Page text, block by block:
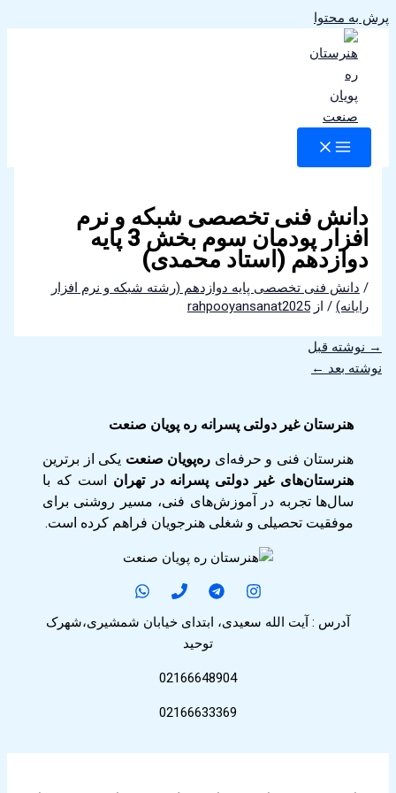
پرش به محتوا
دانش فنی تخصصی شبکه و نرم
افزار پودمان سوم بخش 3 پایه
دوازدهم (استاد محمدی)
/ دانش فنی تخصصی پایه دوازدهم (رشته شبکه و نرم افزار
رایانه) / از rahpooyansanat2025
→ نوشته قبل
نوشته بعد ←
هنرستان غیر دولتی پسرانه ره پویان صنعت
هنرستان فنی و حرفه‌ای ره‌پویان صنعت یکی از برترین
هنرستان‌های غیر دولتی پسرانه در تهران است که با
سال‌ها تجربه در آموزش‌های فنی، مسیر روشنی برای
موفقیت تحصیلی و شغلی هنرجویان فراهم کرده است.
آدرس : آیت الله سعیدی، ابتدای خیابان شمشیری،شهرک
توحید
02166648904
02166633369